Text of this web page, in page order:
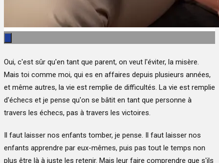
Oui, c'est sûr qu'en tant que parent, on veut l'éviter, la misère.
Mais toi comme moi, qui es en affaires depuis plusieurs années,
et même autres, la vie est remplie de difficultés. La vie est remplie
d'échecs et je pense qu'on se bâtit en tant que personne à
travers les échecs, pas à travers les victoires.
Il faut laisser nos enfants tomber, je pense. Il faut laisser nos
enfants apprendre par eux-mêmes, puis pas tout le temps non
plus être là à juste les retenir. Mais leur faire comprendre que s'ils